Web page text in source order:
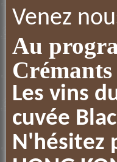
Venez
Au
Les vins
cuvée
N'hésitez